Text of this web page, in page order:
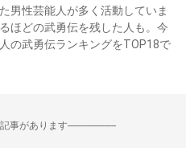
男性芸能人が多く活動していま
ほどの武勇伝を残した人も。今
の武勇伝ランキングをTOP18で
事があります--------------------